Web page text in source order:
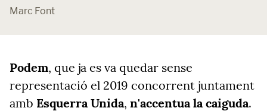
Marc Font
Podem, que ja es va quedar sense
representació el 2019 concorrent juntament
amb Esquerra Unida, n'accentua la caiguda.